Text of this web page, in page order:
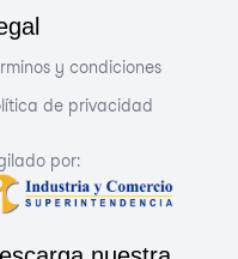
y condiciones
de privacidad
por: